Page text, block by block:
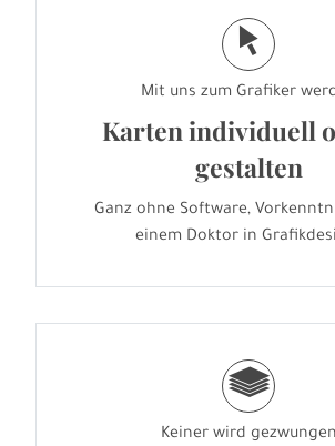
j
Mit uns zum Grafiker
Karten individuell
gestalten
Ganz ohne Software,
einem Doktor in
g
Keiner wird gezwungen